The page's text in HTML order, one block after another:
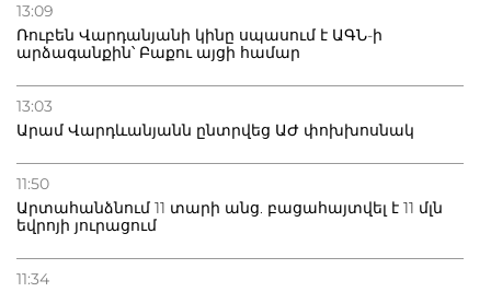
13:09
Ռուբեն Վարդանյանի կինը սպասում է ԱԳՆ-ի
արձագանքին՝ Բաքու այցի համար
13:03
Արամ Վարդևանյանն ընտրվեց ԱԺ փոխխոսնակ
11:50
Արտահանձնում 11 տարի անց. բացահայտվել է 11 մլն
եվրոյի յուրացում
11:34